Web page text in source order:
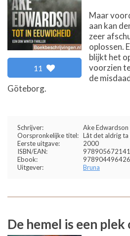
11
Maar
aan kan
zeer
oplossen.
blijkt het
voorzien
de
Göteborg.
Schrijver:
Ake Edwardson
Oorspronkelijke titel: Låt det aldrig ta
Eerste uitgave:
2000
ISBN/EAN:
Ebook:
Uitgever:
Bruna
De hemel is een plek